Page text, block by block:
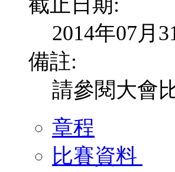
截止日期:
2014年07月
備註:
請參閱大會
章程
比賽資料